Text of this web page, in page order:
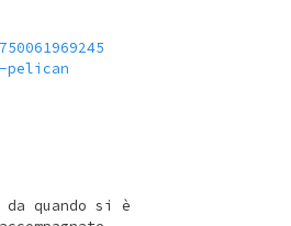
pelican
quando si è